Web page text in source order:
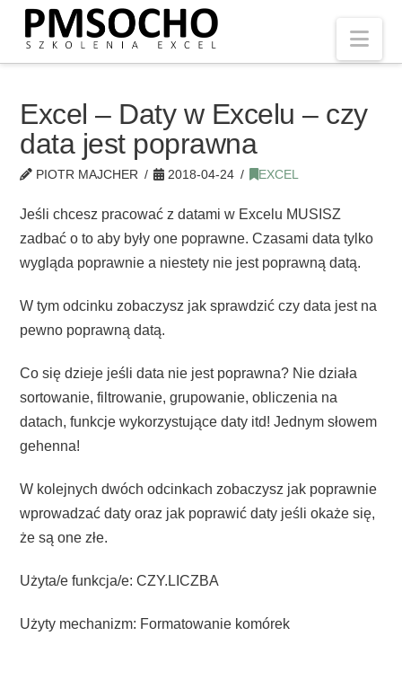
Excel – Daty w Excelu – czy
data jest poprawna
PIOTR MAJCHER 2018-04-24 EXCEL
Jeśli chcesz pracować z datami w Excelu MUSISZ
zadbać o to aby były one poprawne. Czasami data tylko
wygląda poprawnie a niestety nie jest poprawną datą.
W tym odcinku zobaczysz jak sprawdzić czy data jest na
pewno poprawną datą.
Co się dzieje jeśli data nie jest poprawna? Nie działa
sortowanie, filtrowanie, grupowanie, obliczenia na
datach, funkcje wykorzystujące daty itd! Jednym słowem
gehenna!
W kolejnych dwóch odcinkach zobaczysz jak poprawnie
wprowadzać daty oraz jak poprawić daty jeśli okaże się,
że są one złe.
Użyta/e funkcja/e: CZY.LICZBA
Użyty mechanizm: Formatowanie komórek